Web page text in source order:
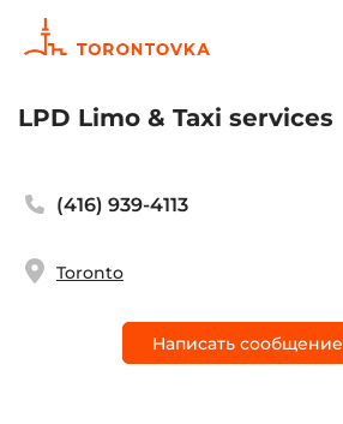
LPD Limo & Taxi services
(416) 939-4113
Toronto
Написать сообщение